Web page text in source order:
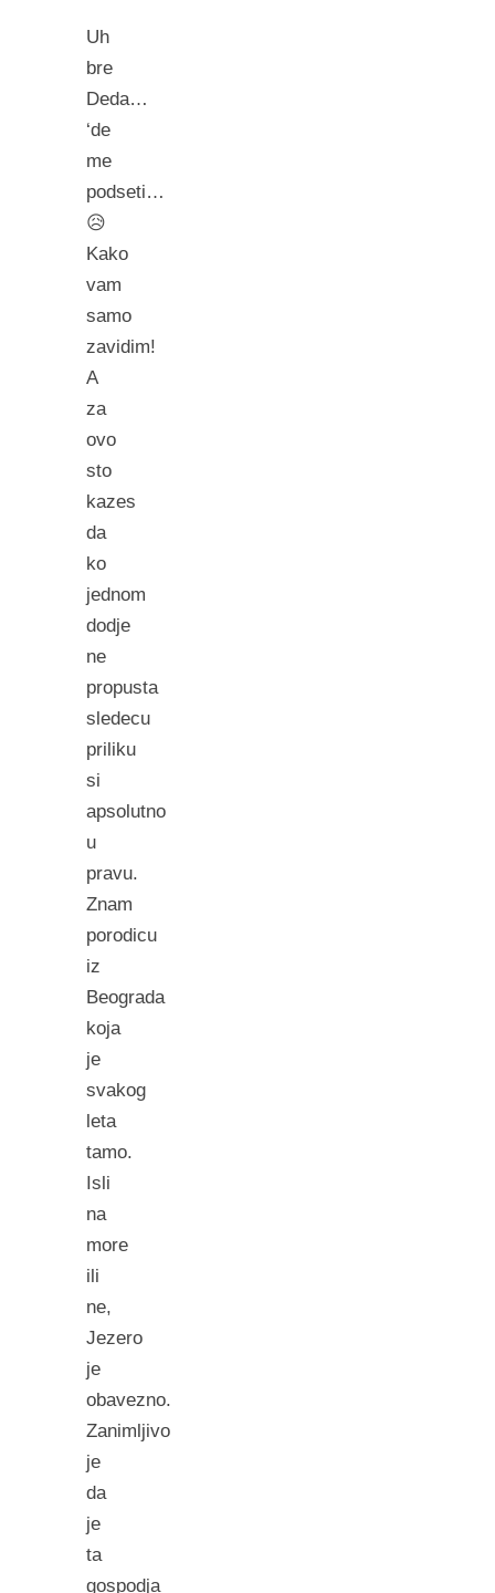
Uh
bre
Deda…
‘de
me
podseti…
😥
Kako
vam
samo
zavidim!
A
za
ovo
sto
kazes
da
ko
jednom
dodje
ne
propusta
sledecu
priliku
si
apsolutno
u
pravu.
Znam
porodicu
iz
Beograda
koja
je
svakog
leta
tamo.
Isli
na
more
ili
ne,
Jezero
je
obavezno.
Zanimljivo
je
da
je
ta
gospodja